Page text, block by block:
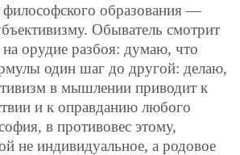
философского образования —
Обыватель смотрит
орудие разбоя: думаю, что
один шаг до другой: делаю,
в мышлении приводит к
и к оправданию любого
в противовес этому,
не индивидуальное, а родовое